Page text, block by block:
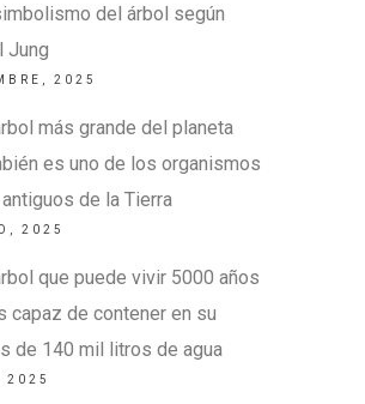
del árbol según
Jung
2025
más grande del planeta
es uno de los organismos
de la Tierra
2025
que puede vivir 5000 años
capaz de contener en su
de 140 mil litros de agua
2025